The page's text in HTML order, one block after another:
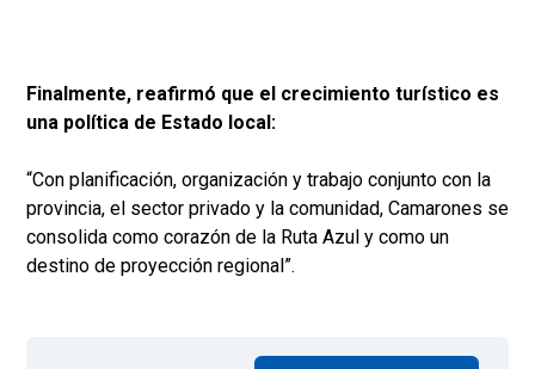
Finalmente, reafirmó que el crecimiento turístico es
una política de Estado local:
“Con planificación, organización y trabajo conjunto con la
provincia, el sector privado y la comunidad, Camarones se
consolida como corazón de la Ruta Azul y como un
destino de proyección regional”.